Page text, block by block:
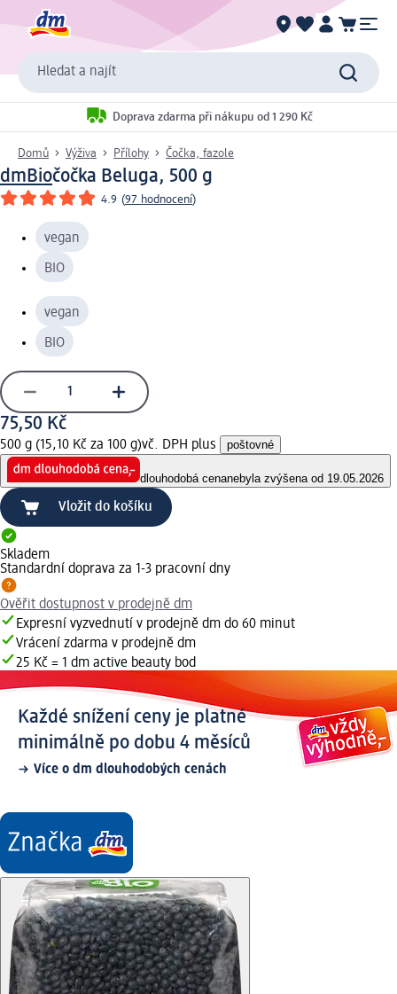
Hledat a najít
Doprava zdarma při nákupu od 1 290 Kč
Domů Výživa Přílohy Čočka, fazole
dmBiočočka Beluga, 500 g
4.9 (97 hodnocení)
vegan
BIO
vegan
BIO
75,50 Kč
500 g (15,10 Kč za 100 g)vč. DPH plus poštovné
dlouhodobá cenanebyla zvýšena od 19.05.2026
Vložit do košíku
Skladem
Standardní doprava za 1-3 pracovní dny
Ověřit dostupnost v prodejně dm
Expresní vyzvednutí v prodejně dm do 60 minut
Vrácení zdarma v prodejně dm
25 Kč = 1 dm active beauty bod
Každé snížení ceny je platné
minimálně po dobu 4 měsíců
Více o dm dlouhodobých cenách